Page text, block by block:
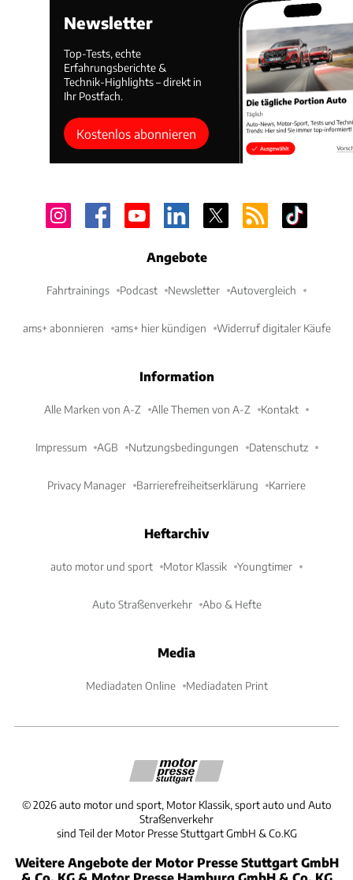
Newsletter
Top-Tests, echte
Erfahrungsberichte &
Technik-Highlights – direkt in
Ihr Postfach.
Kostenlos abonnieren
Angebote
Fahrtrainings Podcast Newsletter Autovergleich
ams+ abonnieren ams+ hier kündigen Widerruf digitaler Käufe
Information
Alle Marken von A-Z Alle Themen von A-Z Kontakt
Impressum AGB Nutzungsbedingungen Datenschutz
Privacy Manager Barrierefreiheitserklärung Karriere
Heftarchiv
auto motor und sport Motor Klassik Youngtimer
Auto Straßenverkehr Abo & Hefte
Media
Mediadaten Online Mediadaten Print
©2026 auto motor und sport, Motor Klassik, sport auto und Auto
Straßenverkehr
sind Teil der Motor Presse Stuttgart GmbH & Co.KG
Weitere Angebote der Motor Presse Stuttgart GmbH